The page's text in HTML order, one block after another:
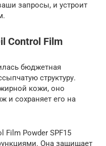
запросы, и устроит
Control Film
бюджетная
структуру.
кожи, оно
и сохраняет его на
Film Powder SPF15
Она защищает